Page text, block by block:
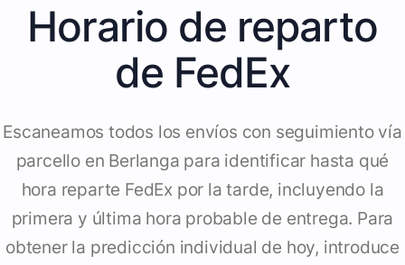
Horario de reparto
de FedEx
Escaneamos todos los envíos con seguimiento vía
parcello en Berlanga para identificar hasta qué
hora reparte FedEx por la tarde, incluyendo la
primera y última hora probable de entrega. Para
obtener la predicción individual de hoy, introduce